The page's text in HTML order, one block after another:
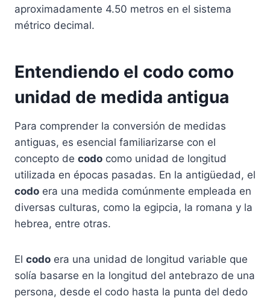
aproximadamente 4.50 metros en el sistema
métrico decimal.
Entendiendo el codo como
unidad de medida antigua
Para comprender la conversión de medidas
antiguas, es esencial familiarizarse con el
concepto de codo como unidad de longitud
utilizada en épocas pasadas. En la antigüedad, el
codo era una medida comúnmente empleada en
diversas culturas, como la egipcia, la romana y la
hebrea, entre otras.
El codo era una unidad de longitud variable que
solía basarse en la longitud del antebrazo de una
persona, desde el codo hasta la punta del dedo